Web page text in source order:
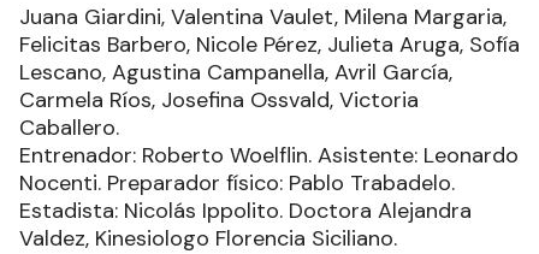
Juana Giardini, Valentina Vaulet, Milena Margaria,
Felicitas Barbero, Nicole Pérez, Julieta Aruga, Sofía
Lescano, Agustina Campanella, Avril García,
Carmela Ríos, Josefina Ossvald, Victoria
Caballero.
Entrenador: Roberto Woelflin. Asistente: Leonardo
Nocenti. Preparador físico: Pablo Trabadelo.
Estadista: Nicolás Ippolito. Doctora Alejandra
Valdez, Kinesiologo Florencia Siciliano.